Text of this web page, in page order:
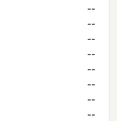
--
--
--
--
--
--
--
--